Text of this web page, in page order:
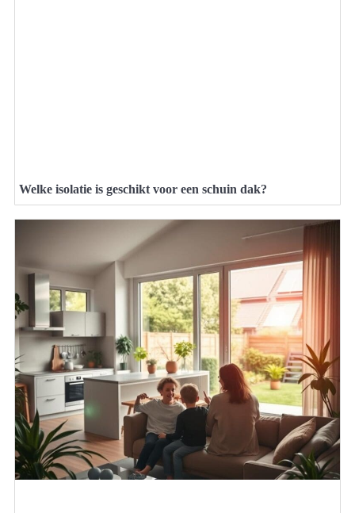
Welke isolatie is geschikt voor een schuin dak?